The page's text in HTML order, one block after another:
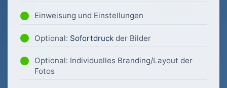
Einweisung und Einstellungen
Optional: Sofortdruck der Bilder
Optional: Individuelles Branding/Layout der
Fotos